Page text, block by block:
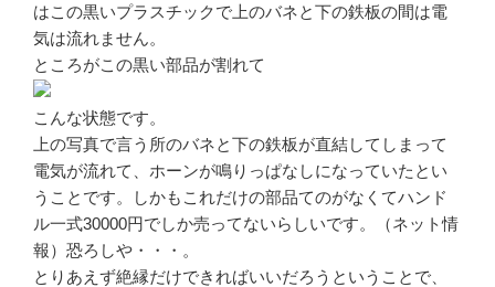
はこの黒いプラスチックで上のバネと下の鉄板の間は電
気は流れません。
ところがこの黒い部品が割れて
こんな状態です。
上の写真で言う所のバネと下の鉄板が直結してしまって
電気が流れて、ホーンが鳴りっぱなしになっていたとい
うことです。しかもこれだけの部品てのがなくてハンド
ル一式30000円でしか売ってないらしいです。（ネット情
報）恐ろしや・・・。
とりあえず絶縁だけできればいいだろうということで、